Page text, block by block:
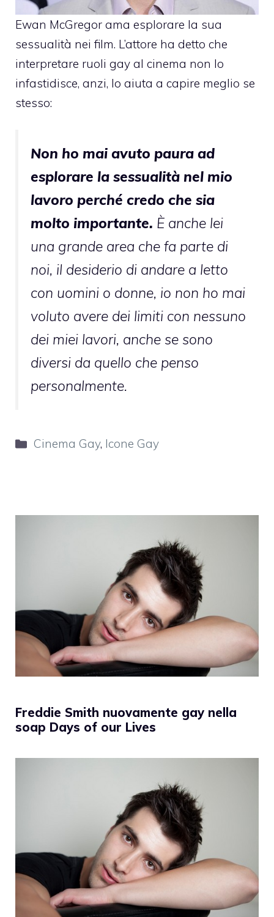
Ewan McGregor ama esplorare la sua
sessualità nei film. L’attore ha detto che
interpretare ruoli gay al cinema non lo
infastidisce, anzi, lo aiuta a capire meglio se
stesso:
Non ho mai avuto paura ad
esplorare la sessualità nel mio
lavoro perché credo che sia
molto importante. È anche lei
una grande area che fa parte di
noi, il desiderio di andare a letto
con uomini o donne, io non ho mai
voluto avere dei limiti con nessuno
dei miei lavori, anche se sono
diversi da quello che penso
personalmente.
Categorie
Cinema Gay, Icone Gay
Freddie Smith nuovamente gay nella
soap Days of our Lives